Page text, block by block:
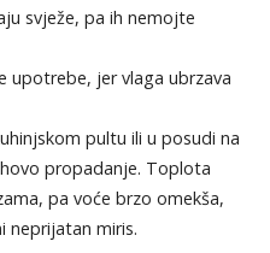
svježe, pa ih nemojte
upotrebe, jer vlaga ubrzava
pultu ili u posudi na
propadanje. Toplota
pa voće brzo omekša,
neprijatan miris.